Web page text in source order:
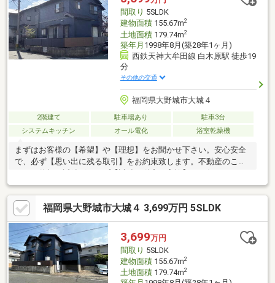
も安心の住環境です！☆ぜひナカジツまでお気軽にお問い合わせ
ください。
間取り 5SLDK
建物面積155.67m2
土地面積179.74m2
築年月 1998年8月(築28年1ヶ月)
西鉄天神大牟田線 白木原駅 徒歩19
分
その他の交通
福岡県大野城市大城４
2階建て 駐車場あり
駐車3台
システムキッチン
オール電化 浴室乾燥機
まずはお客様の【希望】や【理想】をお聞かせ下さい。安心安全
で、必ず【思い出に残る取引】をお約束致します。不動産のこと
【資料請求】又は【見学予約】ボタンをクリック又は近鉄不動産
大橋営業所【フリーダイヤル:0800-111-2084】までお気軽にご連
絡下さいませ。までお気軽にご連絡下さいませ。
福岡県大野城市大城４ 3,699万円 5SLDK
3,699万円
間取り 5SLDK
建物面積155.67m2
土地面積179.74m2